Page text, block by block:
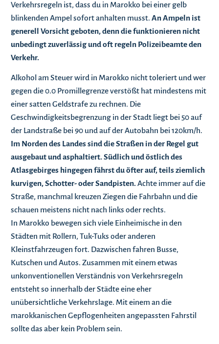
Verkehrsregeln ist, dass du in Marokko bei einer gelb
blinkenden Ampel sofort anhalten musst.An Ampeln ist
generell Vorsicht geboten, denn die funktionieren nicht
unbedingt zuverlässig und oft regeln Polizeibeamte den
Verkehr.
Alkohol am Steuer wird in Marokko nicht toleriert und wer
gegen die 0.0 Promillegrenze verstößt hat mindestens mit
einer satten Geldstrafe zu rechnen. Die
Geschwindigkeitsbegrenzung in der Stadt liegt bei 50 auf
der Landstraße bei 90 und auf der Autobahn bei 120km/h.
Im Norden des Landes sind die Straßen in der Regel gut
ausgebaut und asphaltiert. Südlich und östlich des
Atlasgebirges hingegen fährst du öfter auf, teils ziemlich
kurvigen, Schotter- oder Sandpisten.Achte immer auf die
Straße, manchmal kreuzen Ziegen die Fahrbahn und die
schauen meistens nicht nach links oder rechts.
In Marokko bewegen sich viele Einheimische in den
Städten mit Rollern, Tuk-Tuks oder anderen
Kleinstfahrzeugen fort. Dazwischen fahren Busse,
Kutschen und Autos. Zusammen mit einem etwas
unkonventionellen Verständnis von Verkehrsregeln
entsteht so innerhalb der Städte eine eher
unübersichtliche Verkehrslage. Mit einem an die
marokkanischen Gepflogenheiten angepassten Fahrstil
sollte das aber kein Problem sein.